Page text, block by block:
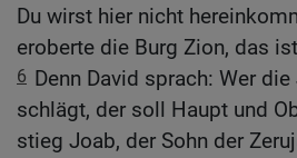
Du wirst hier nicht
eroberte die Burg Zion, das
6 Denn David sprach: Wer
schlägt, der soll Haupt und
stieg Joab, der Sohn der